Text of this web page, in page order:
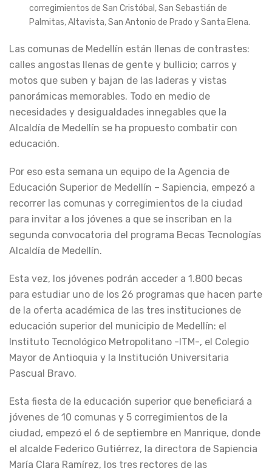
corregimientos de San Cristóbal, San Sebastián de
Palmitas, Altavista, San Antonio de Prado y Santa Elena.
Las comunas de Medellín están llenas de contrastes:
calles angostas llenas de gente y bullicio; carros y
motos que suben y bajan de las laderas y vistas
panorámicas memorables. Todo en medio de
necesidades y desigualdades innegables que la
Alcaldía de Medellín se ha propuesto combatir con
educación.
Por eso esta semana un equipo de la Agencia de
Educación Superior de Medellín – Sapiencia, empezó a
recorrer las comunas y corregimientos de la ciudad
para invitar a los jóvenes a que se inscriban en la
segunda convocatoria del programa Becas Tecnologías
Alcaldía de Medellín.
Esta vez, los jóvenes podrán acceder a 1.800 becas
para estudiar uno de los 26 programas que hacen parte
de la oferta académica de las tres instituciones de
educación superior del municipio de Medellín: el
Instituto Tecnológico Metropolitano -ITM-, el Colegio
Mayor de Antioquia y la Institución Universitaria
Pascual Bravo.
Esta fiesta de la educación superior que beneficiará a
jóvenes de 10 comunas y 5 corregimientos de la
ciudad, empezó el 6 de septiembre en Manrique, donde
el alcalde Federico Gutiérrez, la directora de Sapiencia
María Clara Ramírez, los tres rectores de las